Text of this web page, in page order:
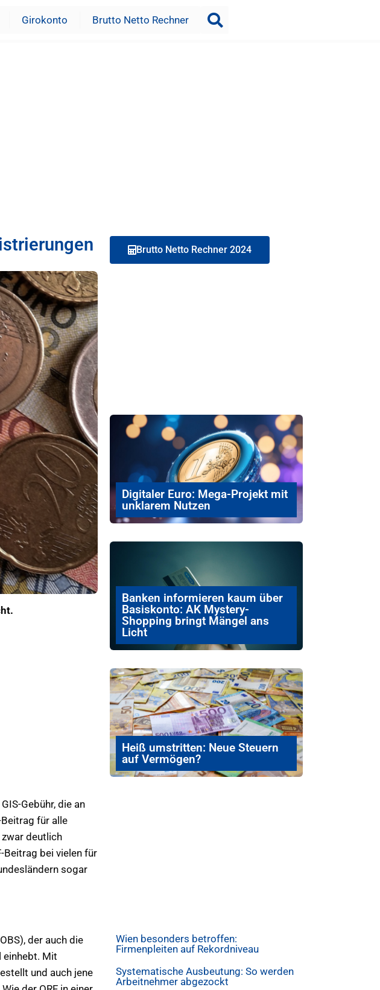
Girokonto Brutto Netto Rechner
Gebühr, die an
für alle
deutlich
Beitrag bei vielen für
sogar
der auch die
einhebt. Mit
und auch jene
Brutto Netto Rechner 2024
Digitaler Euro: Mega-Projekt mit
unklarem Nutzen
Banken informieren kaum über
Basiskonto: AK Mystery-
Shopping bringt Mängel ans
Licht
Heiß umstritten: Neue Steuern
auf Vermögen?
Wien besonders betroffen:
Firmenpleiten auf Rekordniveau
Systematische Ausbeutung: So werden
Arbeitnehmer abgezockt